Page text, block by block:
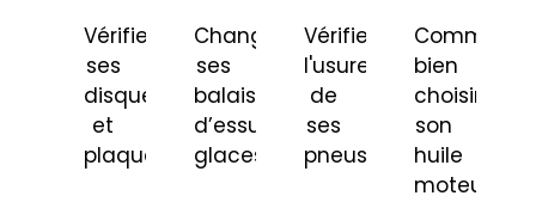
Vérifier
ses
disques
et
plaquettes
Changer
ses
balais
d’essuie-
glaces
Vérifier
l'usure
de
ses
pneus
Comment
bien
choisir
son
huile
moteur